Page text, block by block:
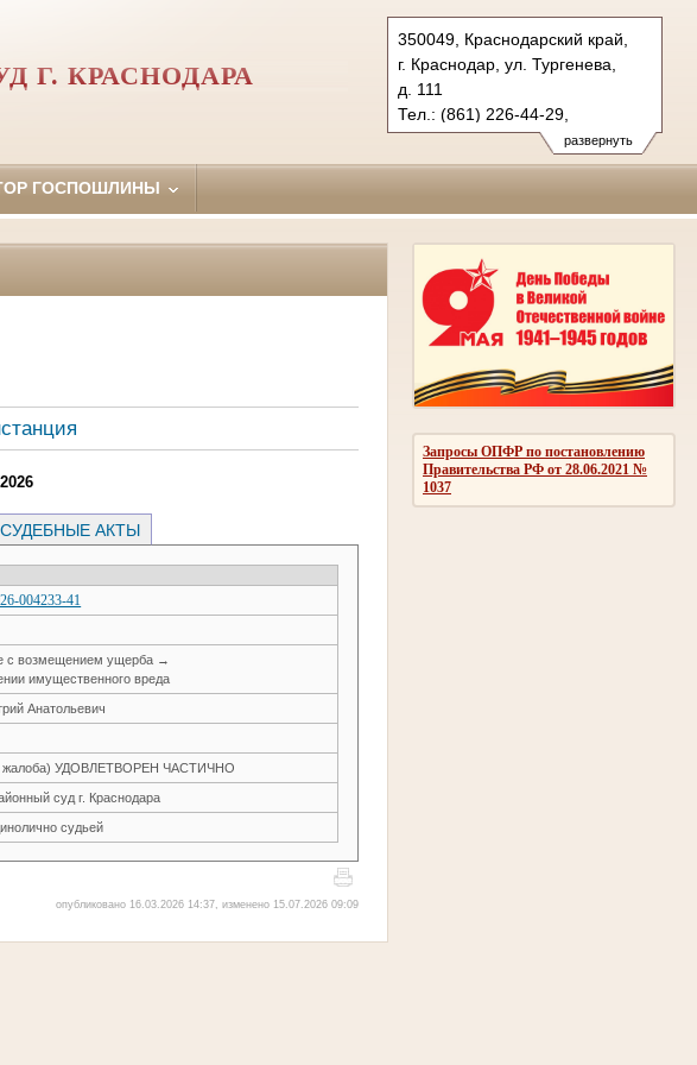
развернуть
350049, Краснодарский край,
г. Краснодар, ул. Тургенева,
д. 111
Тел.: (861) 226-44-29,
(861) 226-05-32
krasnodar-
Г. КРАСНОДАРА
ГОСПОШЛИНЫ
Запросы ОПФР по постановлению
Правительства РФ от 28.06.2021 №
1037
СУДЕБНЫЕ АКТЫ
004233-41
с возмещением ущерба →
имущественного вреда
Анатольевич
жалоба) УДОВЛЕТВОРЕН ЧАСТИЧНО
суд г. Краснодара
судьей
опубликовано 16.03.2026 14:37, изменено 15.07.2026 09:09